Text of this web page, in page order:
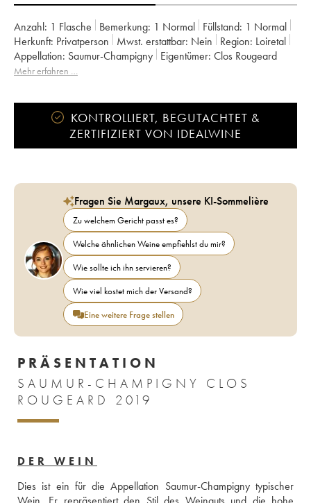
Anzahl: 1 Flasche Bemerkung: 1 Normal Füllstand: 1 Normal
Herkunft:
privatperson Mwst. erstattbar: nein Region: Loiretal
Appellation:
Saumur-Champigny Eigentümer: Clos Rougeard
Mehr erfahren …
KONTROLLIERT, BEGUTACHTET &
ZERTIFIZIERT VON IDEALWINE
Fragen Sie Margaux, unsere KI-Sommelière
Zu welchem Gericht passt es?
Welche ähnlichen Weine empfiehlst du mir?
Wie sollte ich ihn servieren?
Wie viel kostet mich der Versand?
Eine weitere Frage stellen
PRÄSENTATION
SAUMUR-CHAMPIGNY CLOS
ROUGEARD 2019
DER WEIN
Dies ist ein für die Appellation Saumur-Champigny typischer